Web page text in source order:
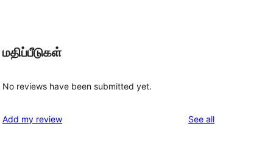
மதிப்பீடுகள்
No reviews have been submitted yet.
Add my review See allreviews